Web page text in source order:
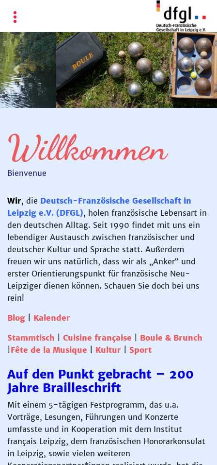
Previous
Willkommen
Bienvenue
Wir, die Deutsch-Französische Gesellschaft in
Leipzig e.V. (DFGL), holen französische Lebensart in
den deutschen Alltag. Seit 1990 findet mit uns ein
lebendiger Austausch zwischen französischer und
deutscher Kultur und Sprache statt. Außerdem
freuen wir uns natürlich, dass wir als „Anker“ und
erster Orientierungspunkt für französische Neu-
Leipziger dienen können. Schauen Sie doch bei uns
rein!
Blog Kalender
Stammtisch Cuisine française
Boule & Brunch
Fête de la Musique Kultur Sport
Auf den Punkt gebracht – 200
Jahre Brailleschrift
Mit einem 5-tägigen Festprogramm, das u.a.
Vorträge, Lesungen, Führungen und Konzerte
umfasste und in Kooperation mit dem Institut
français Leipzig, dem französischen Honorarkonsulat
in Leipzig, sowie vielen weiteren